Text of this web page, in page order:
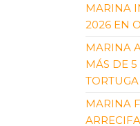
MARINA
2026 EN
MARINA
MÁS DE
MARINA